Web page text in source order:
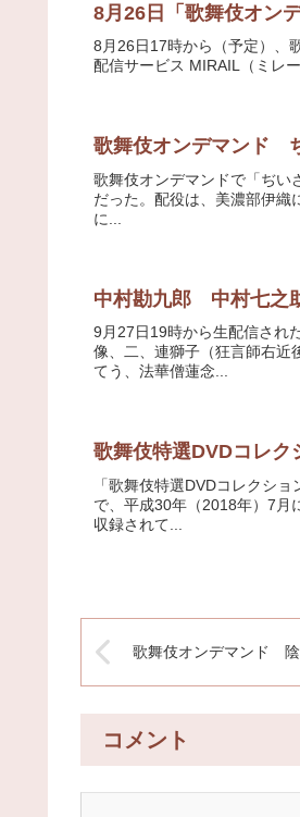
8月26日「歌舞伎オン
8月26日17時から（予定）、
配信サービス MIRAIL（ミ
歌舞伎オンデマンド
歌舞伎オンデマンドで「ぢい
だった。配役は、美濃部伊織
に...
中村勘九郎 中村七之
9月27日19時から生配信さ
像、二、連獅子（狂言師右近
てう、法華僧蓮念...
歌舞伎特選DVDコレ
「歌舞伎特選DVDコレクシ
で、平成30年（2018年）7月
収録されて...
歌舞伎オンデマンド
コメント